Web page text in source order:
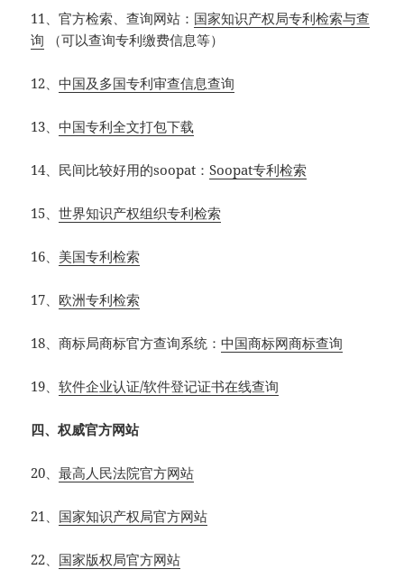
11、官方检索、查询网站： 国家知识产权局专利检索与查
询 （可以查询专利缴费信息等）
12、中国及多国专利审查信息查询
13、中国专利全文打包下载
14、民间比较好用的soopat：Soopat专利检索
15、世界知识产权组织专利检索
16、 美国专利检索
17、 欧洲专利检索
18、商标局商标官方查询系统：中国商标网商标查询
19、软件企业认证/软件登记证书在线查询
四、权威官方网站
20、最高人民法院官方网站
21、 国家知识产权局官方网站
22、 国家版权局官方网站